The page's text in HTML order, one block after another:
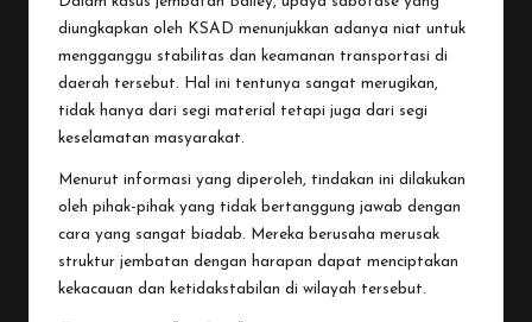
diungkapkan oleh KSAD menunjukkan adanya niat untuk
mengganggu stabilitas dan keamanan transportasi di
daerah tersebut. Hal ini tentunya sangat merugikan,
tidak hanya dari segi material tetapi juga dari segi
keselamatan masyarakat.
Menurut informasi yang diperoleh, tindakan ini dilakukan
oleh pihak-pihak yang tidak bertanggung jawab dengan
cara yang sangat biadab. Mereka berusaha merusak
struktur jembatan dengan harapan dapat menciptakan
kekacauan dan ketidakstabilan di wilayah tersebut.